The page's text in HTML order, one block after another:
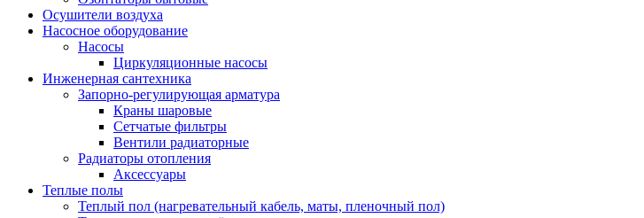
Осушители воздуха
Насосное оборудование
Насосы
Циркуляционные насосы
Инженерная сантехника
Запорно-регулирующая арматура
Краны шаровые
Сетчатые фильтры
Вентили радиаторные
Радиаторы отопления
Аксессуары
Теплые полы
Теплый пол (нагревательный кабель, маты, пленочный пол)